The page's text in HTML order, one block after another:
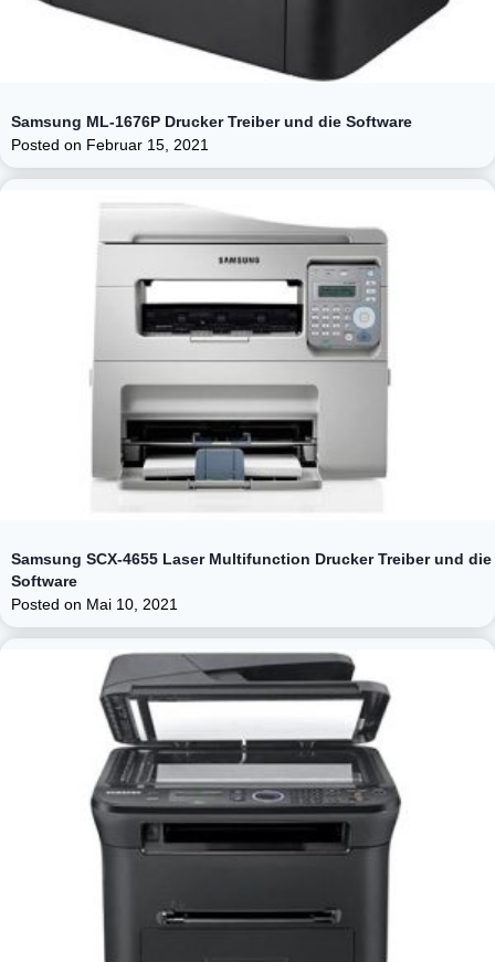
Samsung ML-1676P Drucker Treiber und die Software
Posted on Februar 15, 2021
Samsung SCX-4655 Laser Multifunction Drucker Treiber und die
Software
Posted on Mai 10, 2021